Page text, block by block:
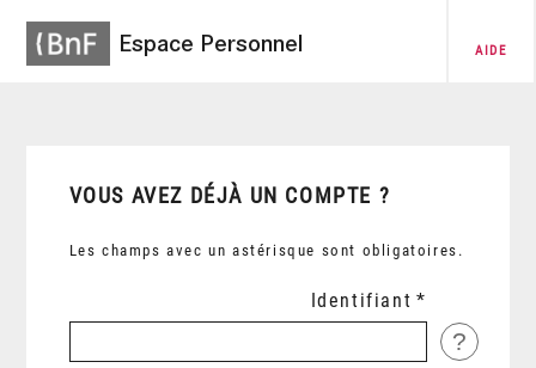
Espace Personnel AIDE
VOUS AVEZ DÉJÀ UN COMPTE ?
Les champs avec un astérisque sont obligatoires.
Identifiant
?